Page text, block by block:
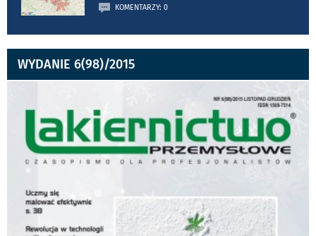
KOMENTARZY: 0
WYDANIE 6(98)/2015